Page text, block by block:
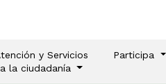
y Servicios
a la ciudadanía
Participa